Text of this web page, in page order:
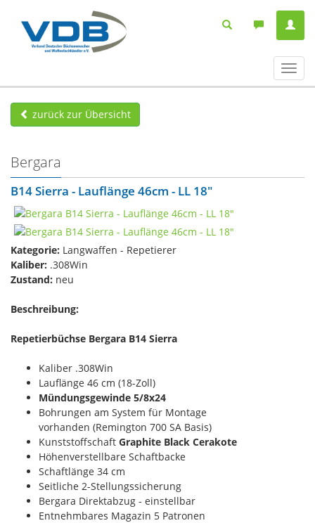
ein-/
zurück zur Übersicht
Bergara
B14 Sierra - Lauflänge 46cm - LL 18"
Kategorie: Langwaffen - Repetierer
Kaliber: .308Win
Zustand: neu
Beschreibung:
Repetierbüchse Bergara B14 Sierra
Kaliber .308Win
Lauflänge 46 cm (18-Zoll)
Mündungsgewinde 5/8x24
Bohrungen am System für Montage
vorhanden (Remington 700 SA Basis)
Kunststoffschaft Graphite Black Cerakote
Höhenverstellbare Schaftbacke
Schaftlänge 34 cm
Seitliche 2-Stellungssicherung
Bergara Direktabzug - einstellbar
Entnehmbares Magazin 5 Patronen